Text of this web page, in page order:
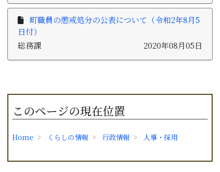
町職員の懲戒処分の公表について（令和2年8月5
日付）
総務課
2020年08月05日
このページの現在位置
Home くらしの情報 行政情報 人事・採用